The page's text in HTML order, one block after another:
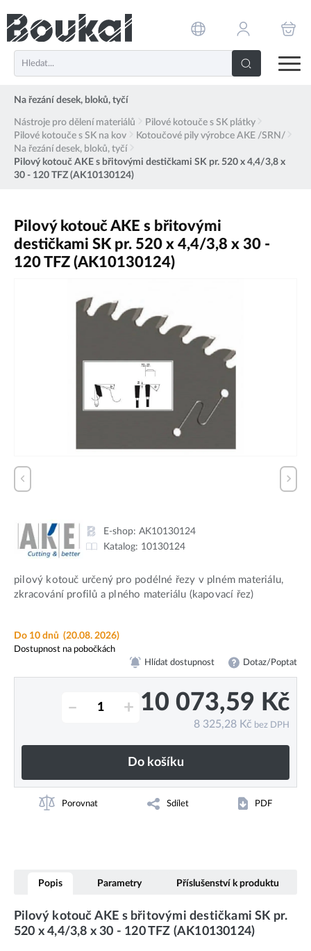
Na řezání desek, bloků, tyčí
Nástroje pro dělení materiálů
Pilové kotouče s SK plátky
Pilové kotouče s SK na kov
Kotoučové pily výrobce AKE /SRN/
Na řezání desek, bloků, tyčí
Pilový kotouč AKE s břitovými destičkami SK pr. 520 x 4,4/3,8 x
30 - 120 TFZ (AK10130124)
Pilový kotouč AKE s břitovými
destičkami SK pr. 520 x 4,4/3,8 x 30 -
120 TFZ (AK10130124)
E-shop: AK10130124
Katalog: 10130124
pilový kotouč určený pro podélné řezy v plném materiálu,
zkracování profilů a plného materiálu (kapovací řez)
Do 10 dnů (20.08. 2026)
Dostupnost na pobočkách
Hlídat dostupnost Dotaz/Poptat
– + 10 073,59 Kč
8 325,28 Kč bez DPH
Do košíku
Porovnat Sdílet PDF
Popis Parametry Příslušenství k produktu
Pilový kotouč AKE s břitovými destičkami SK pr.
520 x 4,4/3,8 x 30 - 120 TFZ (AK10130124)